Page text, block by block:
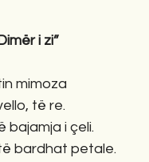
i zi”
mimoza
të re.
bajamja i çeli.
bardhat petale.